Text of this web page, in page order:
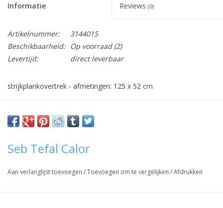
Informatie Reviews (0)
Artikelnummer:
3144015
Beschikbaarheid:
Op voorraad(2)
Levertijd:
direct leverbaar
strijkplankovertrek - afmetingen: 125 x 52 cm
Vraag hier meer informatie en prijzen over dit product
Seb Tefal Calor
Aan verlanglijst toevoegen /Toevoegen om te vergelijken /Afdrukken